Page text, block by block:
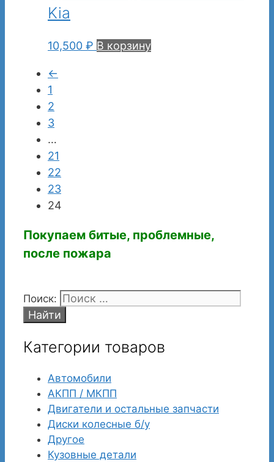
Kia
10,500 ₽ В корзину
←
1
2
3
…
21
22
23
24
Покупаем битые, проблемные,
после пожара
Поиск:
Категории товаров
Автомобили
АКПП / МКПП
Двигатели и остальные запчасти
Диски колесные б/у
Другое
Кузовные детали